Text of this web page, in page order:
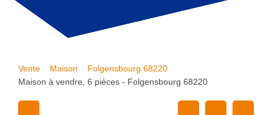
Vente Maison
Folgensbourg 68220
Maison à vendre, 6 pièces - Folgensbourg 68220